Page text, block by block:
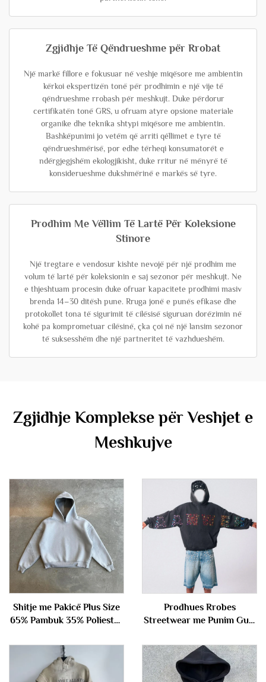
Zgjidhje Të Qëndrueshme për Rrobat
Një markë fillore e fokusuar në veshje miqësore me ambientin
kërkoi ekspertizën tonë për prodhimin e një vije të
qëndrueshme rrobash për meshkujt. Duke përdorur
certifikatën tonë GRS, u ofruam atyre opsione materiale
organike dhe teknika shtypi miqësore me ambientin.
Bashkëpunimi jo vetëm që arriti qëllimet e tyre të
qëndrueshmërisë, por edhe tërheqi konsumatorët e
ndërgjegjshëm ekologjikisht, duke rritur në mënyrë të
konsiderueshme dukshmërinë e markës së tyre.
Prodhim Me Vëllim Të Lartë Për Koleksione
Stinore
Një tregtare e vendosur kishte nevojë për një prodhim me
volum të lartë për koleksionin e saj sezonor për meshkujt. Ne
e thjeshtuam procesin duke ofruar kapacitete prodhimi masiv
brenda 14–30 ditësh pune. Rruga jonë e punës efikase dhe
protokollet tona të sigurimit të cilësisë siguruan dorëzimin në
kohë pa komprometuar cilësinë, çka çoi në një lansim sezonor
të suksesshëm dhe një partneritet të vazhdueshëm.
Zgjidhje Komplekse për Veshjet e
Meshkujve
Shitje me Pakicë Plus Size
65% Pambuk 35% Poliestër
Neopren të Goditur për
Meshkuj
Prodhues Rrobes
Streetwear me Punim Guri
Dizajn për Meshkuj